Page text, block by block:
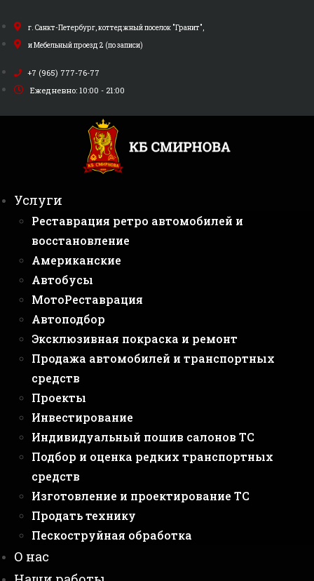
к
содержимому
г. Санкт-Петербург, коттеджный поселок "Гранит",
и Мебельный проезд 2 (по записи)
+7 (965) 777-76-77
Ежедневно: 10:00 - 21:00
Услуги
Реставрация ретро автомобилей и
восстановление
Американские
Автобусы
МотоРеставрация
Автоподбор
Эксклюзивная покраска и ремонт
Продажа автомобилей и транспортных
средств
Проекты
Инвестирование
Индивидуальный пошив салонов ТС
Подбор и оценка редких транспортных
средств
Изготовление и проектирование ТС
Продать технику
Пескоструйная обработка
О нас